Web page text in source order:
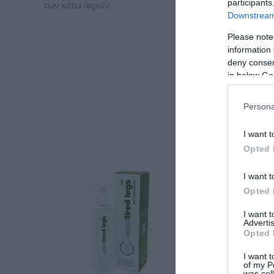
Please
information
deny
in below
I want
Opted
I want
Opted
I want
Opted
I want
of my
των κάτω άκρων.